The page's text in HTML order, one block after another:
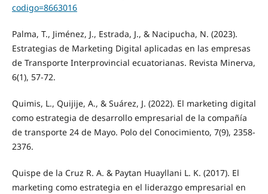
codigo=8663016
Palma, T., Jiménez, J., Estrada, J., & Nacipucha, N. (2023).
Estrategias de Marketing Digital aplicadas en las empresas
de Transporte Interprovincial ecuatorianas. Revista Minerva,
6(1), 57-72.
Quimis, L., Quijije, A., & Suárez, J. (2022). El marketing digital
como estrategia de desarrollo empresarial de la compañía
de transporte 24 de Mayo. Polo del Conocimiento, 7(9), 2358-
2376.
Quispe de la Cruz R. A. & Paytan Huayllani L. K. (2017). El
marketing como estrategia en el liderazgo empresarial en